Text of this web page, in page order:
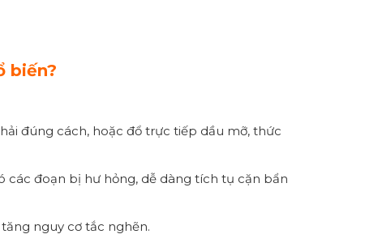
biến?
đúng cách, hoặc đổ trực tiếp dầu mỡ, thức
các đoạn bị hư hỏng, dễ dàng tích tụ cặn bẩn
nguy cơ tắc nghẽn.